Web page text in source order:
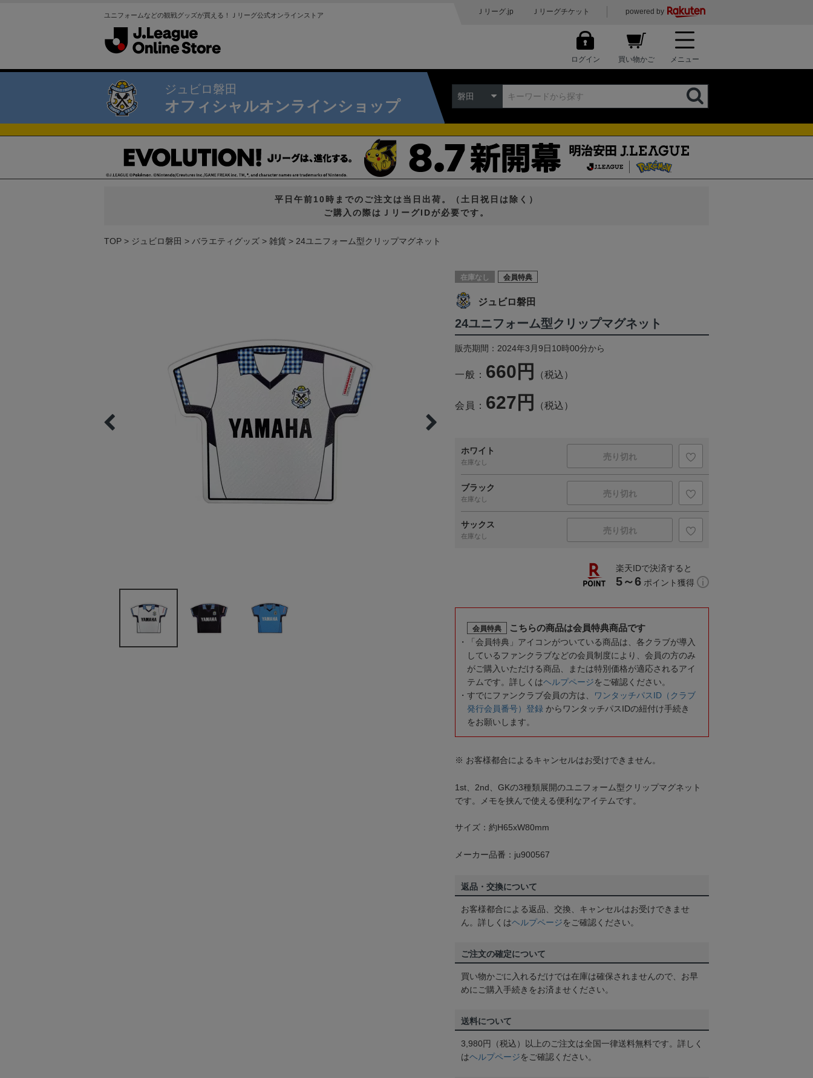
ユニフォームなどの観戦グッズが買える！Ｊリーグ公式オンラインストア Ｊリーグ.jp Ｊリーグチケット powered by
ログイン 買い物かご メニュー
ジュビロ磐田
オフィシャルオンラインショップ
磐田
平日午前10時までのご注文は当日出荷。（土日祝日は除く）
ご購入の際はＪリーグIDが必要です。
TOP ジュビロ磐田 バラエティグッズ 雑貨 24ユニフォーム型クリップマグネット
在庫なし 会員特典
ジュビロ磐田
24ユニフォーム型クリップマグネット
販売期間：2024年3月9日10時00分から
一般： 660円 （税込）
会員： 627円 （税込）
ホワイト
在庫なし
売り切れ
ブラック
在庫なし
売り切れ
サックス
在庫なし
売り切れ
楽天IDで決済すると
5～6 ポイント獲得
会員特典 こちらの商品は会員特典商品です
「会員特典」アイコンがついている商品は、各クラブが導入
しているファンクラブなどの会員制度により、会員の方のみ
がご購入いただける商品、または特別価格が適応されるアイ
テムです。詳しくはヘルプページをご確認ください。
すでにファンクラブ会員の方は、
ワンタッチパスID（クラブ
発行会員番号）登録 からワンタッチパスIDの紐付け手続き
をお願いします。
※ お客様都合によるキャンセルはお受けできません。
1st、2nd、GKの3種類展開のユニフォーム型クリップマグネット
です。メモを挟んで使える便利なアイテムです。
サイズ：約H65xW80mm
メーカー品番：ju900567
返品・交換について
お客様都合による返品、交換、キャンセルはお受けできませ
ん。詳しくはヘルプページをご確認ください。
ご注文の確定について
買い物かごに入れるだけでは在庫は確保されませんので、お早
めにご購入手続きをお済ませください。
送料について
3,980円（税込）以上のご注文は全国一律送料無料です。詳しく
はヘルプページをご確認ください。